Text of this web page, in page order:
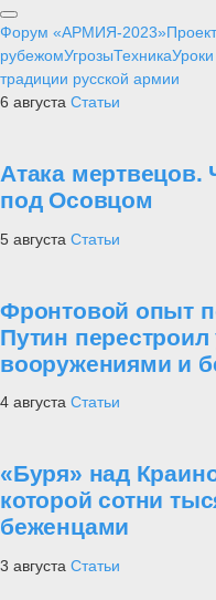
Форум «АРМИЯ-2023»
рубежомУгрозыТехника
традиции русской армии
6 августа Статьи
Атака
под Осовцом
5 августа Статьи
Фронтовой опыт
Путин
вооружениями и
4 августа Статьи
«Буря» над
которой сотни
беженцами
3 августа Статьи